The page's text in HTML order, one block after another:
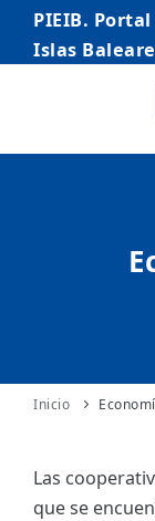
PIEIB.
Islas
INICIO
AUTÓNOMO/
Inicio
Las
que se